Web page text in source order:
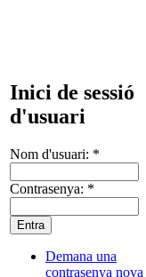
Inici de sessió
d'usuari
Nom d'usuari: *
Contrasenya: *
Demana una
contrasenya nova